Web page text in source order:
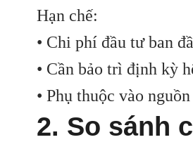
Hạn chế:
• Chi phí đầu tư ban
• Cần bảo trì định kỳ
• Phụ thuộc vào
2. So sánh